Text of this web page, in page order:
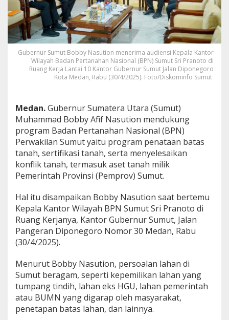
r
o
g
r
a
m
B
P
a
k
u
k
a
n
P
e
n
t
a
a
L
a
n
d
i
S
u
Gubernur Sumut Bobby Nasution menerima audiensi Kepala Kantor
Wilayah Badan Pertanahan Nasional (BPN) Sumut Sri Pranoto di
Ruang Kerja Lantai 10 Kantor Gubernur Sumut Jalan Diponegoro
Kota Medan, Rabu (30/4/2025). Foto/Diskominfo Sumut
Medan.Gubernur Sumatera Utara (Sumut)
Muhammad Bobby Afif Nasution mendukung
program Badan Pertanahan Nasional (BPN)
Perwakilan Sumut yaitu program penataan batas
tanah, sertifikasi tanah, serta menyelesaikan
konflik tanah, termasuk aset tanah milik
Pemerintah Provinsi (Pemprov) Sumut.
Hal itu disampaikan Bobby Nasution saat bertemu
Kepala Kantor Wilayah BPN Sumut Sri Pranoto di
Ruang Kerjanya, Kantor Gubernur Sumut, Jalan
Pangeran Diponegoro Nomor 30 Medan, Rabu
(30/4/2025).
Menurut Bobby Nasution, persoalan lahan di
Sumut beragam, seperti kepemilikan lahan yang
tumpang tindih, lahan eks HGU, lahan pemerintah
atau BUMN yang digarap oleh masyarakat,
penetapan batas lahan, dan lainnya.